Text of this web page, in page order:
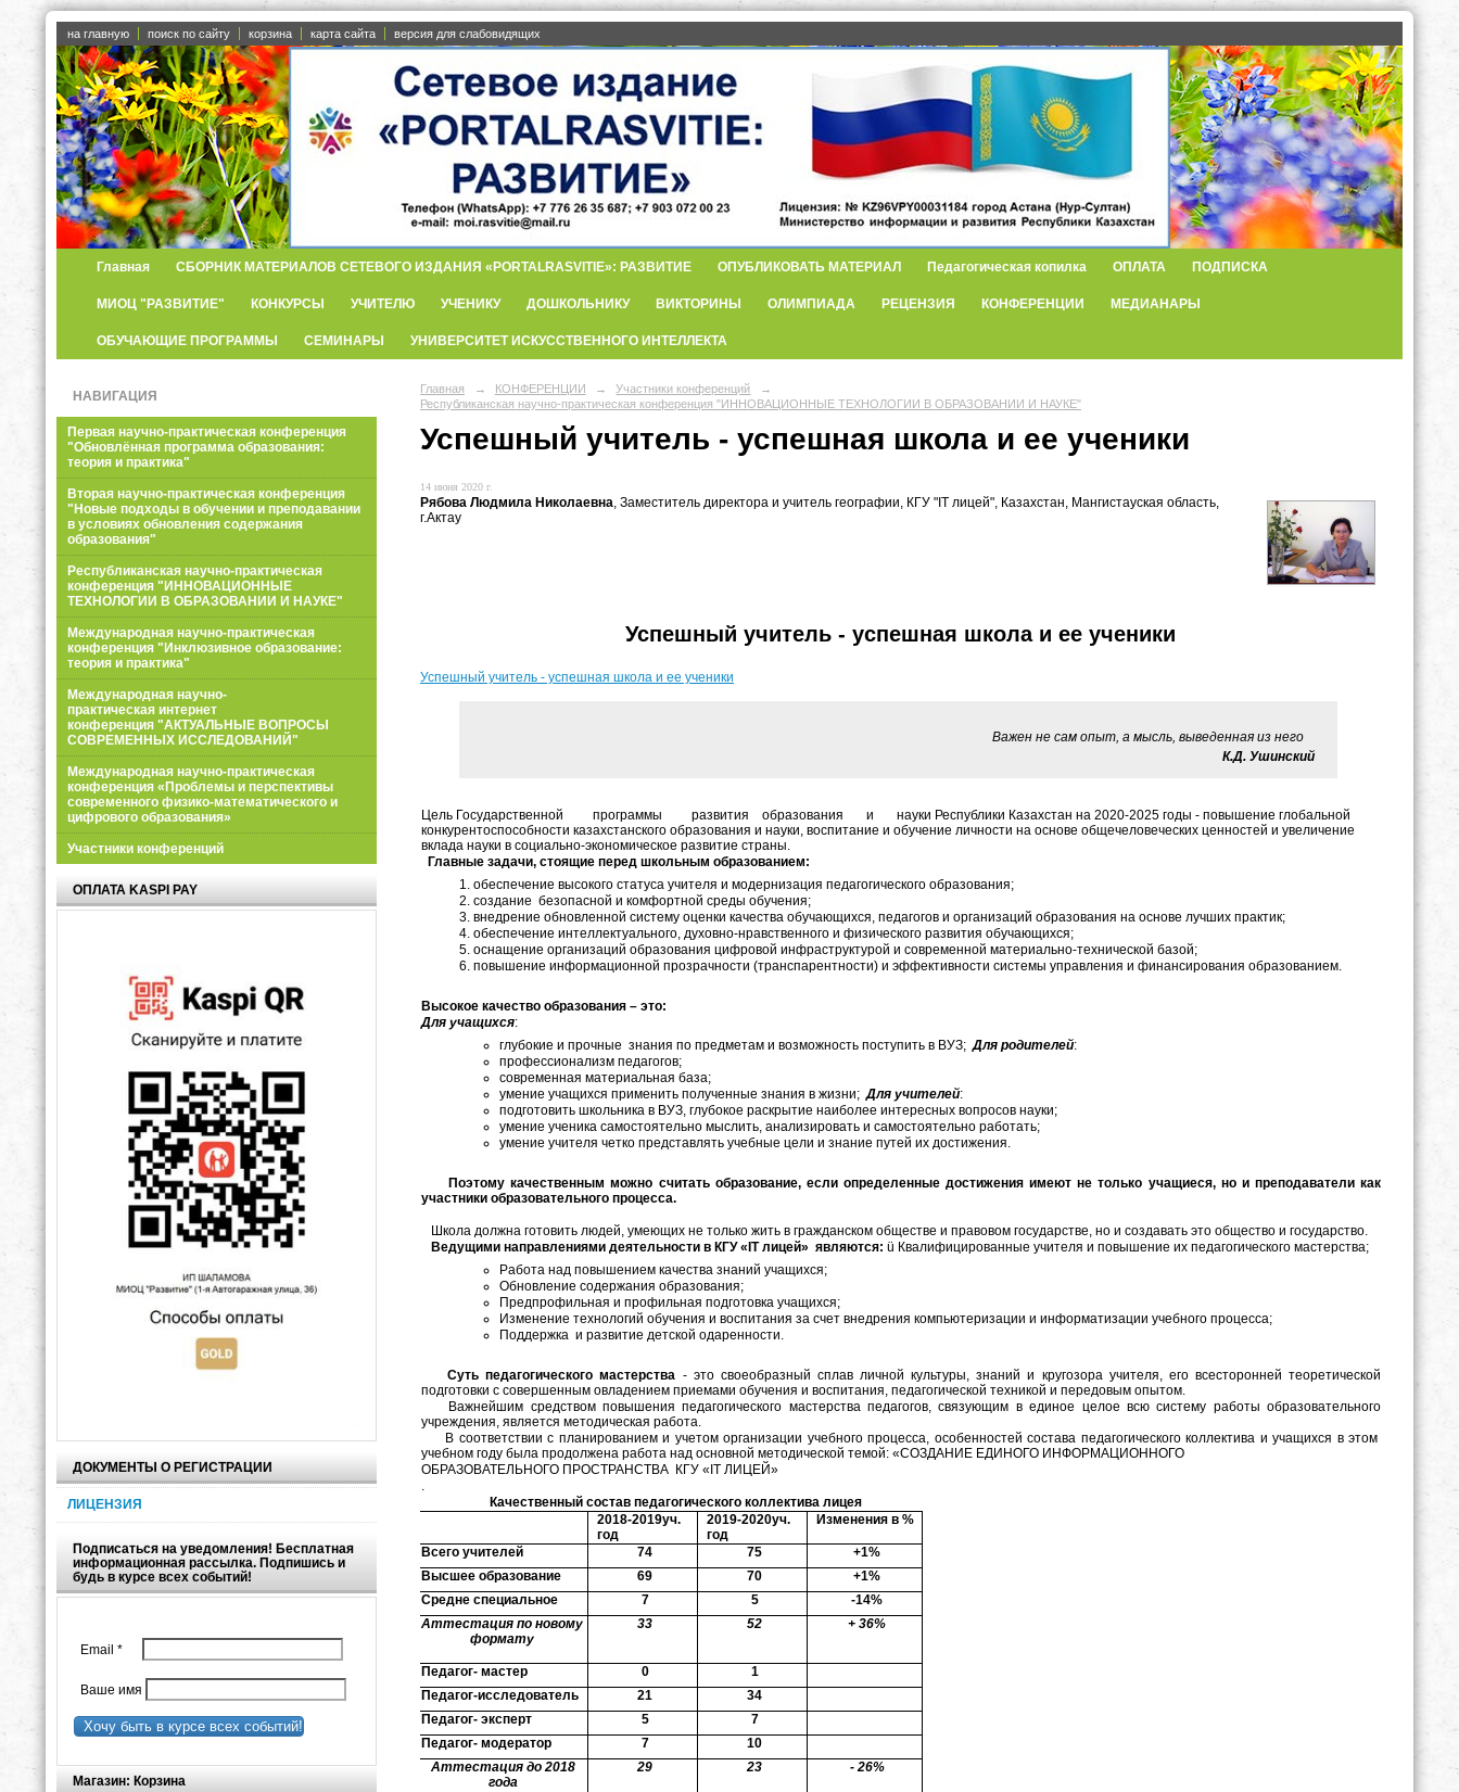
на главную поиск по сайту корзина карта сайта версия для слабовидящих
Главная СБОРНИК МАТЕРИАЛОВ СЕТЕВОГО ИЗДАНИЯ «PORTALRASVITIE»: РАЗВИТИЕ ОПУБЛИКОВАТЬ МАТЕРИАЛ Педагогическая копилка ОПЛАТА ПОДПИСКА
МИОЦ "РАЗВИТИЕ" КОНКУРСЫ УЧИТЕЛЮ УЧЕНИКУ ДОШКОЛЬНИКУ ВИКТОРИНЫ ОЛИМПИАДА РЕЦЕНЗИЯ КОНФЕРЕНЦИИ МЕДИАНАРЫ
ОБУЧАЮЩИЕ ПРОГРАММЫ СЕМИНАРЫ УНИВЕРСИТЕТ ИСКУССТВЕННОГО ИНТЕЛЛЕКТА
НАВИГАЦИЯ
Первая научно-практическая конференция
"Обновлённая программа образования:
теория и практика"
Вторая научно-практическая конференция
"Новые подходы в обучении и преподавании
в условиях обновления содержания
образования"
Республиканская научно-практическая
конференция "ИННОВАЦИОННЫЕ
ТЕХНОЛОГИИ В ОБРАЗОВАНИИ И НАУКЕ"
Международная научно-практическая
конференция "Инклюзивное образование:
теория и практика"
Международная научно-
практическая интернет
конференция "АКТУАЛЬНЫЕ ВОПРОСЫ
СОВРЕМЕННЫХ ИССЛЕДОВАНИЙ"
Международная научно-практическая
конференция «Проблемы и перспективы
современного физико-математического и
цифрового образования»
Участники конференций
ОПЛАТА KASPI PAY
ДОКУМЕНТЫ О РЕГИСТРАЦИИ
ЛИЦЕНЗИЯ
Подписаться на уведомления! Бесплатная
информационная рассылка. Подпишись и
будь в курсе всех событий!
Email *
Ваше имя
Хочу быть в курсе всех событий!
Магазин: Корзина
Главная → КОНФЕРЕНЦИИ → Участники конференций
→
Республиканская научно-практическая конференция "ИННОВАЦИОННЫЕ ТЕХНОЛОГИИ В ОБРАЗОВАНИИ И НАУКЕ"
Успешный учитель - успешная школа и ее ученики
14 июня 2020 г.
Рябова Людмила Николаевна , Заместитель директора и учитель географии, КГУ "IT лицей", Казахстан, Мангистауская область,
г.Актау
Успешный учитель - успешная школа и ее ученики
Успешный учитель - успешная школа и ее ученики
Важен не сам опыт, а мысль, выведенная из него
К.Д. Ушинский
Цель Государственной программы развития образования и науки Республики Казахстан на 2020-2025 годы - повышение глобальной
конкурентоспособности казахстанского образования и науки, воспитание и обучение личности на основе общечеловеческих ценностей и увеличение
вклада науки в социально-экономическое развитие страны.
Главные задачи, стоящие перед школьным образованием:
обеспечение высокого статуса учителя и модернизация педагогического образования;
создание безопасной и комфортной среды обучения;
внедрение обновленной систему оценки качества обучающихся, педагогов и организаций образования на основе лучших практик;
обеспечение интеллектуального, духовно-нравственного и физического развития обучающихся;
оснащение организаций образования цифровой инфраструктурой и современной материально-технической базой;
повышение информационной прозрачности (транспарентности) и эффективности системы управления и финансирования образованием.
Высокое качество образования – это:
Для учащихся:
глубокие и прочные знания по предметам и возможность поступить в ВУЗ;Для родителей:
профессионализм педагогов;
современная материальная база;
умение учащихся применить полученные знания в жизни;Для учителей:
подготовить школьника в ВУЗ, глубокое раскрытие наиболее интересных вопросов науки;
умение ученика самостоятельно мыслить, анализировать и самостоятельно работать;
умение учителя четко представлять учебные цели и знание путей их достижения.
Поэтому качественным можно считать образование, если определенные достижения имеют не только учащиеся, но и преподаватели как
участники образовательного процесса.
Школа должна готовить людей, умеющих не только жить в гражданском обществе и правовом государстве, но и создавать это общество и государство.
Ведущими направлениями деятельности в КГУ «IT лицей» являются: ü Квалифицированные учителя и повышение их педагогического мастерства;
Работа над повышением качества знаний учащихся;
Обновление содержания образования;
Предпрофильная и профильная подготовка учащихся;
Изменение технологий обучения и воспитания за счет внедрения компьютеризации и информатизации учебного процесса;
Поддержка и развитие детской одаренности.
Суть педагогического мастерства - это своеобразный сплав личной культуры, знаний и кругозора учителя, его всесторонней теоретической
подготовки с совершенным овладением приемами обучения и воспитания, педагогической техникой и передовым опытом.
Важнейшим средством повышения педагогического мастерства педагогов, связующим в единое целое всю систему работы образовательного
учреждения, является методическая работа.
В соответствии с планированием и учетом организации учебного процесса, особенностей состава педагогического коллектива и учащихся в этом
учебном году была продолжена работа над основной методической темой: «СОЗДАНИЕ ЕДИНОГО ИНФОРМАЦИОННОГО
ОБРАЗОВАТЕЛЬНОГО ПРОСТРАНСТВА КГУ «IT ЛИЦЕЙ»
.
Качественный состав педагогического коллектива лицея
2018-2019уч.
год
2019-2020уч.
год
Изменения в %
Всего учителей 74 75
+1%
Высшее образование
69 70
+1%
Средне специальное
7 5
-14%
Аттестация по новому
формату
33 52 + 36%
Педагог- мастер 0
1
Педагог-исследователь
21
34
Педагог- эксперт
5
7
Педагог- модератор
7
10
Аттестация до 2018
года
29 23 - 26%